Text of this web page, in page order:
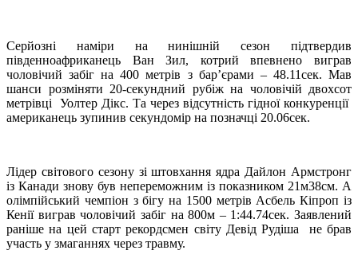
Серйозні наміри на нинішній сезон підтвердив
південноафриканець Ван Зил, котрий впевнено виграв
чоловічий забіг на 400 метрів з бар’єрами – 48.11сек. Мав
шанси розміняти 20-секундний рубіж на чоловічій двохсот
метрівці Уолтер Дікс. Та через відсутність гідної конкуренції
американець зупинив секундомір на позначці 20.06сек.
Лідер світового сезону зі штовхання ядра Дайлон Армстронг
із Канади знову був непереможним із показником 21м38см. А
олімпійський чемпіон з бігу на 1500 метрів Асбель Кіпроп із
Кенії виграв чоловічий забіг на 800м – 1:44.74сек. Заявлений
раніше на цей старт рекордсмен світу Девід Рудіша не брав
участь у змаганнях через травму.